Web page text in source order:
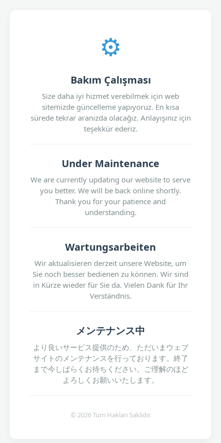
⚙️
Bakım Çalışması
Size daha iyi hizmet verebilmek için web
sitemizde güncelleme yapıyoruz. En kısa
sürede tekrar aranızda olacağız. Anlayışınız için
teşekkür ederiz.
Under Maintenance
We are currently updating our website to serve
you better. We will be back online shortly.
Thank you for your patience and
understanding.
Wartungsarbeiten
Wir aktualisieren derzeit unsere Website, um
Sie noch besser bedienen zu können. Wir sind
in Kürze wieder für Sie da. Vielen Dank für Ihr
Verständnis.
メンテナンス中
より良いサービス提供のため、ただいまウェブ
サイトのメンテナンスを行っております。終了
まで今しばらくお待ちください。ご理解のほど
よろしくお願いいたします。
© 2026 Tüm Hakları Saklıdır.